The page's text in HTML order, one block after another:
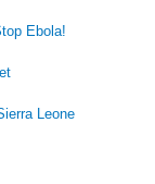
Ebola!
Leone